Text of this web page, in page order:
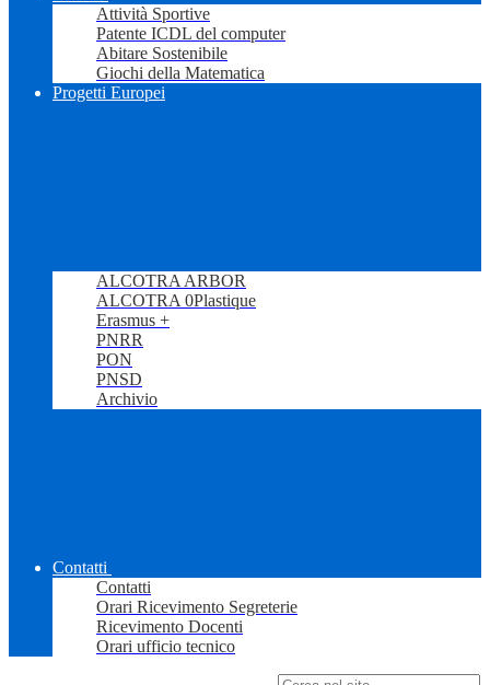
Attività Sportive
Patente ICDL del computer
Abitare Sostenibile
Giochi della Matematica
Progetti Europei
ALCOTRA ARBOR
ALCOTRA 0Plastique
Erasmus +
PNRR
PON
PNSD
Archivio
Contatti
Contatti
Orari Ricevimento Segreterie
Ricevimento Docenti
Orari ufficio tecnico